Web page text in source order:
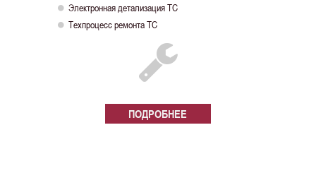
 Электронная детализация ТС
 Техпроцесс ремонта ТС
ПОДРОБНЕЕ